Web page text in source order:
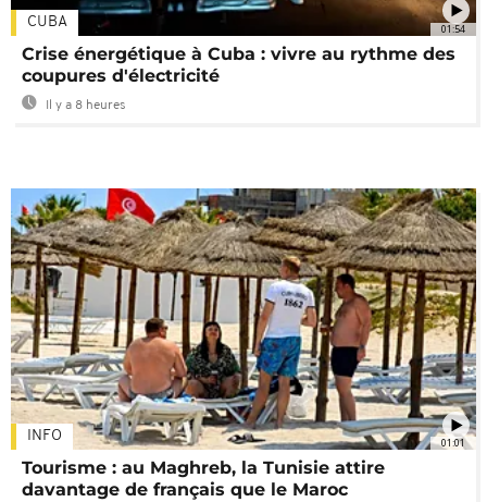
01:54
CUBA
Crise énergétique à Cuba : vivre au rythme des
coupures d'électricité
Il y a 8 heures
01:01
INFO
Tourisme : au Maghreb, la Tunisie attire
davantage de français que le Maroc